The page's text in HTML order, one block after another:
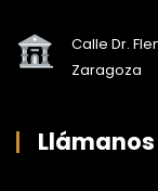
Calle Dr.
Zaragoza
Llámanos